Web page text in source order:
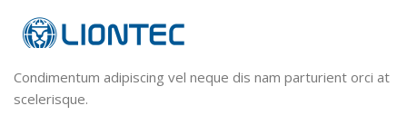
Condimentum adipiscing vel neque dis nam parturient orci at
scelerisque.